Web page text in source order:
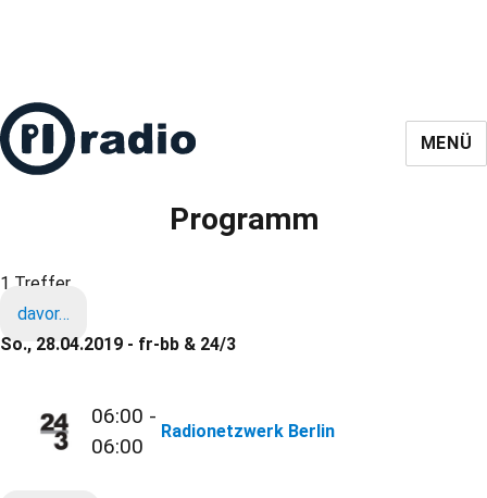
MENÜ
Programm
1 Treffer
davor…
So., 28.04.2019 - fr-bb & 24/3
06:00 -
06:00
Radionetzwerk Berlin